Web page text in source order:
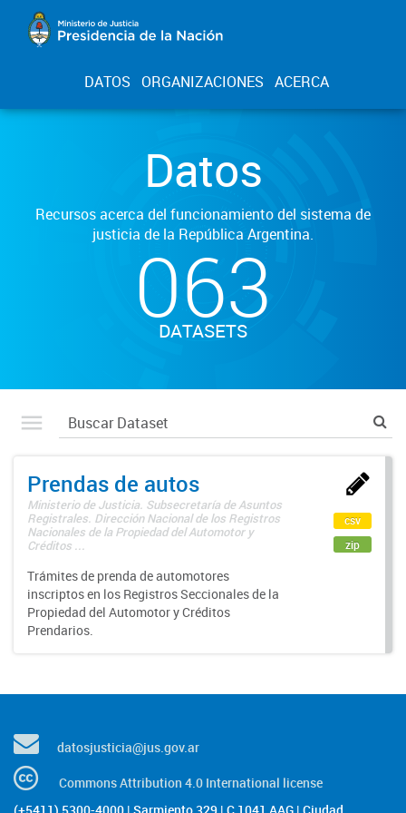
DATOS ORGANIZACIONES ACERCA
Datos
Recursos acerca del funcionamiento del sistema de
justicia de la República Argentina.
063
DATASETS
Prendas de autos
Ministerio de Justicia. Subsecretaría de Asuntos
Registrales. Dirección Nacional de los Registros
Nacionales de la Propiedad del Automotor y
Créditos ...
Trámites de prenda de automotores
inscriptos en los Registros Seccionales de la
Propiedad del Automotor y Créditos
Prendarios.
csv
zip
datosjusticia@jus.gov.ar
Commons Attribution 4.0 International license